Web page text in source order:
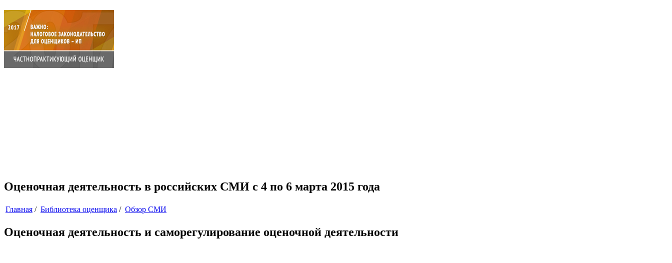
Оценочная деятельность в российских СМИ с 4 по 6 марта 2015 года
Главная / Библиотека оценщика / Обзор СМИ
Оценочная деятельность и саморегулирование оценочной деятельности